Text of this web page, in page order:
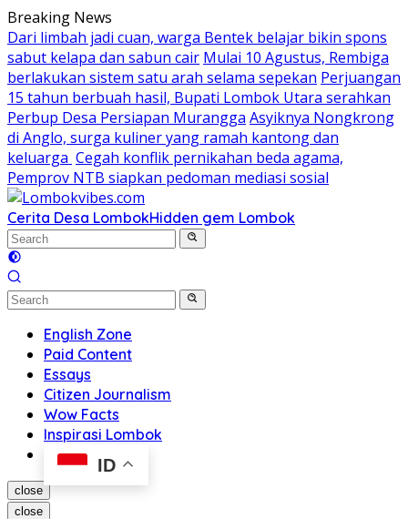
Skip
to
content
Breaking News
Dari limbah jadi cuan, warga Bentek belajar bikin spons
sabut kelapa dan sabun cair Mulai 10 Agustus, Rembiga
berlakukan sistem satu arah selama sepekan Perjuangan
15 tahun berbuah hasil, Bupati Lombok Utara serahkan
Perbup Desa Persiapan Murangga Asyiknya Nongkrong
di Anglo, surga kuliner yang ramah kantong dan
keluarga Cegah konflik pernikahan beda agama,
Pemprov NTB siapkan pedoman mediasi sosial
Cerita Desa LombokHidden gem Lombok
English Zone
Paid Content
Essays
Citizen Journalism
Wow Facts
Inspirasi Lombok
ID
close
close